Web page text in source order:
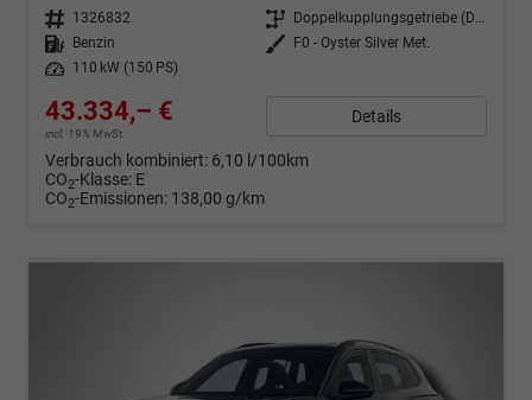
Fahrzeugnr. 1326832 Getriebe
Doppelkupplungsgetriebe (DSG)
Kraftstoff
Benzin Außenfarbe
F0 - Oyster Silver Met.
Leistung
110 kW (150 PS)
43.334,– €
incl. 19% MwSt.
Details
Verbrauch kombiniert: 6,10 l/100km
CO2-Klasse: E
CO2-Emissionen: 138,00 g/km